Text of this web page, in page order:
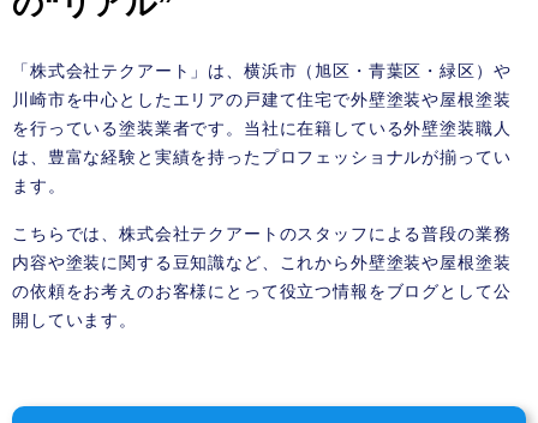
「株式会社テクアート」は、横浜市（旭区・青葉区・緑区）や
川崎市を中心としたエリアの戸建て住宅で外壁塗装や屋根塗装
を行っている塗装業者です。当社に在籍している外壁塗装職人
は、豊富な経験と実績を持ったプロフェッショナルが揃ってい
ます。
こちらでは、株式会社テクアートのスタッフによる普段の業務
内容や塗装に関する豆知識など、これから外壁塗装や屋根塗装
の依頼をお考えのお客様にとって役立つ情報をブログとして公
開しています。